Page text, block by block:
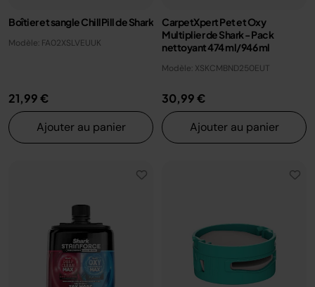
Boîtier et sangle ChillPill de Shark
Modèle: FA02XSLVEUUK
21,99 €
Ajouter au panier
CarpetXpert Pet et Oxy
Multiplier de Shark - Pack
nettoyant 474 ml/946 ml
Modèle: XSKCMBND250EUT
30,99 €
Ajouter au panier